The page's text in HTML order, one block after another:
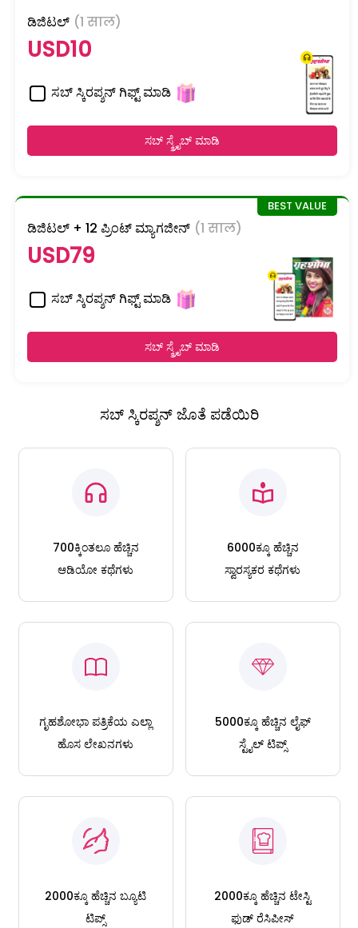
ಡಿಜಿಟಲ್ (1 साल)
USD10
ಸಬ್ ಸ್ಕಿರಪ್ಶನ್ ಗಿಫ್ಟ್ ಮಾಡಿ
ಸಬ್ ಸ್ಕ್ರೈಬ್ ಮಾಡಿ
ಡಿಜಿಟಲ್ + 12 ಪ್ರಿಂಟ್ ಮ್ಯಾಗಜೀನ್ (1 साल)
USD79
ಸಬ್ ಸ್ಕಿರಪ್ಶನ್ ಗಿಫ್ಟ್ ಮಾಡಿ
ಸಬ್ ಸ್ಕ್ರೈಬ್ ಮಾಡಿ
ಸಬ್ ಸ್ಕಿರಪ್ಶನ್ ಜೊತೆ ಪಡೆಯಿರಿ
700ಕ್ಕಿಂತಲೂ ಹೆಚ್ಚಿನ
ಆಡಿಯೋ ಕಥೆಗಳು
6000ಕ್ಕೂ ಹೆಚ್ಚಿನ
ಸ್ವಾರಸ್ಯಕರ ಕಥೆಗಳು
ಗೃಹಶೋಭಾ ಪತ್ರಿಕೆಯ ಎಲ್ಲಾ
ಹೊಸ ಲೇಖನಗಳು
5000ಕ್ಕೂ ಹೆಚ್ಚಿನ ಲೈಫ್
ಸ್ಟೈಲ್ ಟಿಪ್ಸ್
2000ಕ್ಕೂ ಹೆಚ್ಚಿನ ಬ್ಯೂಟಿ
ಟಿಪ್ಸ್
2000ಕ್ಕೂ ಹೆಚ್ಚಿನ ಟೇಸ್ಟಿ
ಫುಡ್ ರೆಸಿಪೀಸ್